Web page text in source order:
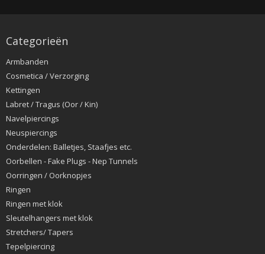
Categorieën
Armbanden
Cosmetica / Verzorging
Kettingen
Labret / Tragus (Oor / Kin)
Navelpiercings
Neuspiercings
Onderdelen: Balletjes, Staafjes etc.
Oorbellen - Fake Plugs - Nep Tunnels
Oorringen / Oorknopjes
Ringen
Ringen met klok
Sleutelhangers met klok
Stretchers/ Tapers
Tepelpiercing